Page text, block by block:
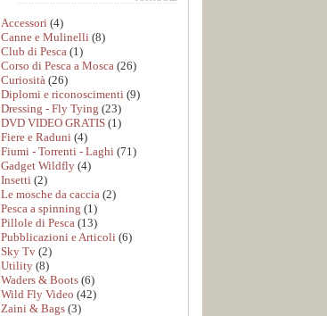
Accessori (4)
Canne e Mulinelli (8)
Club di Pesca (1)
Corso di Pesca a Mosca (26)
Curiosità (26)
Diplomi e riconoscimenti (9)
Dressing - Fly Tying (23)
DVD VIDEO GRATIS (1)
Fiere e Raduni (4)
Fiumi - Torrenti - Laghi (71)
Gadget Wildfly (4)
Insetti (2)
Le mosche da caccia (2)
Pesca a spinning (1)
Pillole di Pesca (13)
Pubblicazioni e Articoli (6)
Sky Tv (2)
Utility (8)
Waders & Boots (6)
Wild Fly Video (42)
Zaini & Bags (3)